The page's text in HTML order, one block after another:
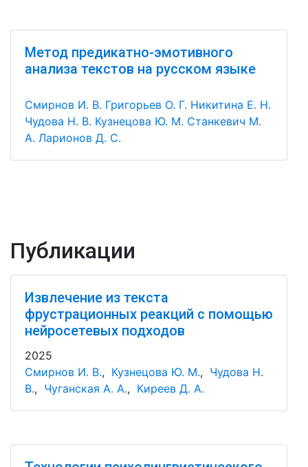
Метод предикатно-эмотивного
анализа текстов на русском языке
Смирнов И. В. Григорьев О. Г. Никитина Е. Н.
Чудова Н. В. Кузнецова Ю. М. Станкевич М.
А. Ларионов Д. С.
Публикации
Извлечение из текста
фрустрационных реакций с помощью
нейросетевых подходов
2025
Смирнов И. В., Кузнецова Ю. М., Чудова Н.
В., Чуганская А. А., Киреев Д. А.